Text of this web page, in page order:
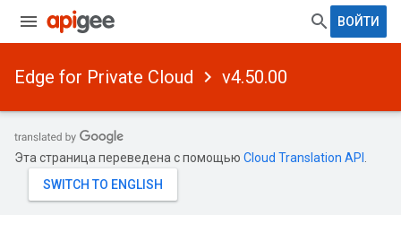
ВОЙТИ
Edge for Private Cloud v4.50.00
Эта страница переведена с помощью Cloud Translation API